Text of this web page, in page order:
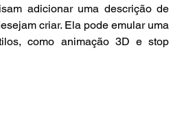
adicionar uma descrição de
criar. Ela pode emular uma
como animação 3D e stop